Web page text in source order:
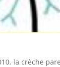
la crèche